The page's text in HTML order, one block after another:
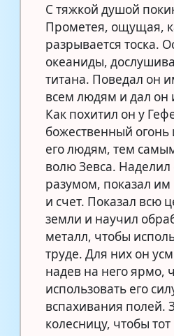
С тяжкой душой
Прометея, ощущая,
разрывается тоска.
океаниды,
титана. Поведал он
всем людям и дал он
Как похитил он у
божественный огонь
его людям, тем
волю Зевса.
разумом, показал
и счет. Показал всю
земли и научил
металл, чтобы
труде. Для них он
надев на него ярмо,
использовать его
вспахивания полей.
колесницу, чтобы